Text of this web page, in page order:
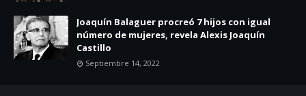
Joaquín Balaguer procreó 7 hijos con igual
número de mujeres, revela Alexis Joaquín
Castillo
Septiembre 14, 2022